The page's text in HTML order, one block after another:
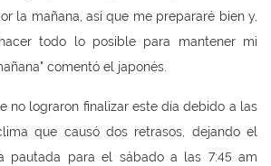
la mañana, así que me prepararé bien y,
todo lo posible para mantener mi
comentó el japonés.
no lograron finalizar este día debido a las
que causó dos retrasos, dejando el
pautada para el sábado a las 7:45 am